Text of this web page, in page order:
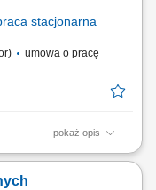
stacjonarna
umowa o pracę
pokaż opis
sprawną organizację
czuwanie nad